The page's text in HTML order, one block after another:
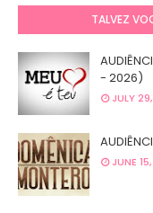
TALVEZ
- 2026)
JULY
JUNE